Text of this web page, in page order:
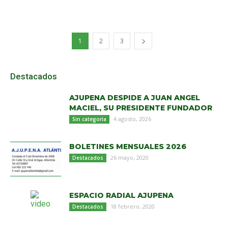
1 2 3
Destacados
AJUPENA DESPIDE A JUAN ANGEL
MACIEL, SU PRESIDENTE FUNDADOR
Sin categoría 4 agosto, 2026
BOLETINES MENSUALES 2026
Destacados 26 mayo, 2020
ESPACIO RADIAL AJUPENA
Destacados 18 febrero, 2020